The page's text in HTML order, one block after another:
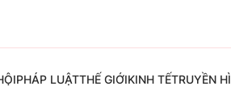
PHÁP LUẬTTHẾ GIỚIKINH TẾTRUYỀN